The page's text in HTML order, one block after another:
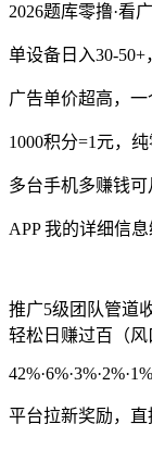
2026题库零撸·看
单设备日入30-
广告单价超高，
1000积分=1元，
多台手机多赚钱可
APP 我的详细信
推广5级团队管道
轻松日赚过百（风
42%·6%·3%·2%·1%
平台拉新奖励，